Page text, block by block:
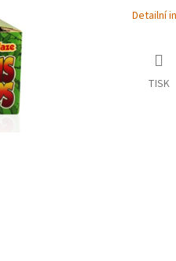
Detailní
TISK